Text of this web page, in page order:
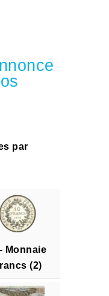
par
Monnaie
(2)